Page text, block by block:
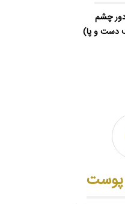
چشم
دست و پا)
پوست